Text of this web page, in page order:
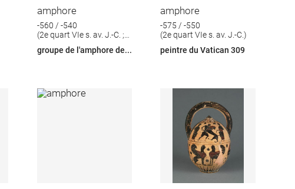
amphore
-560 / -540
(2e quart VIe s. av. J.-C. ;
groupe de l'amphore de...
amphore
-575 / -550
(2e quart VIe s. av. J.-C.)
peintre du Vatican 309